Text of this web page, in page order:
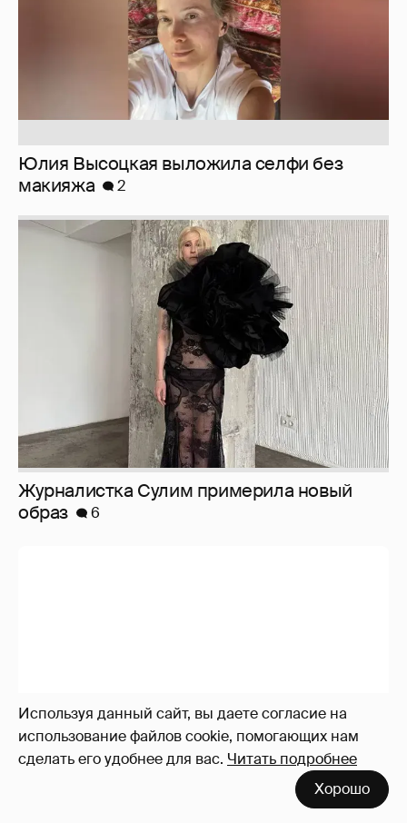
Используя данный сайт, вы даете согласие на
использование файлов cookie, помогающих нам
сделать его удобнее для вас. Читать подробнее
Хорошо
Журналистка Сулим примерила новый